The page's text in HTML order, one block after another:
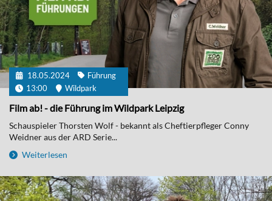
18.05.2024
Führung
13:00
Wildpark
Film ab! - die Führung im Wildpark Leipzig
Schauspieler Thorsten Wolf - bekannt als Cheftierpfleger Conny
Weidner aus der ARD Serie...
Weiterlesen